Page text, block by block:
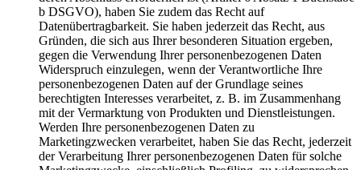
b DSGVO), haben Sie zudem das Recht auf
Datenübertragbarkeit. Sie haben jederzeit das Recht, aus
Gründen, die sich aus Ihrer besonderen Situation ergeben,
gegen die Verwendung Ihrer personenbezogenen Daten
Widerspruch einzulegen, wenn der Verantwortliche Ihre
personenbezogenen Daten auf der Grundlage seines
berechtigten Interesses verarbeitet, z. B. im Zusammenhang
mit der Vermarktung von Produkten und Dienstleistungen.
Werden Ihre personenbezogenen Daten zu
Marketingzwecken verarbeitet, haben Sie das Recht, jederzeit
der Verarbeitung Ihrer personenbezogenen Daten für solche